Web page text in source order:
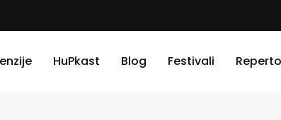
HuPkast Blog Festivali